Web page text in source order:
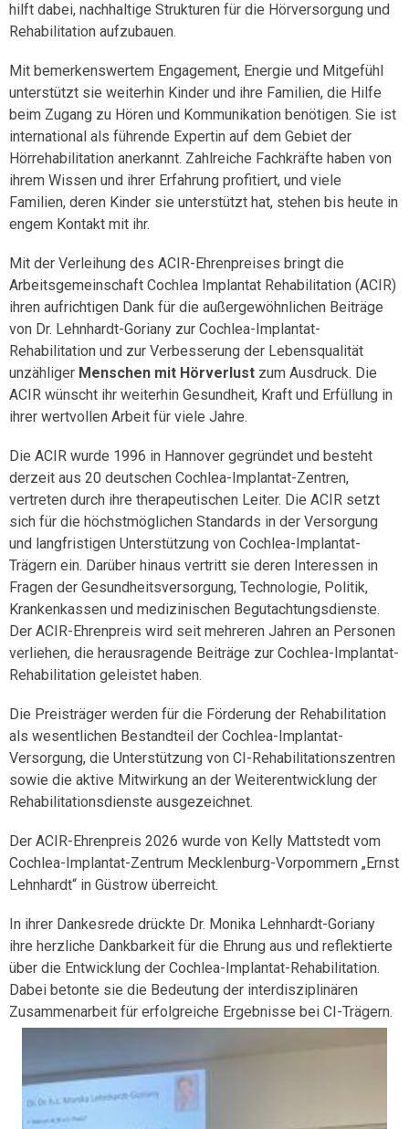
hilft dabei, nachhaltige Strukturen für die Hörversorgung und
Rehabilitation aufzubauen.
Mit bemerkenswertem Engagement, Energie und Mitgefühl
unterstützt sie weiterhin Kinder und ihre Familien, die Hilfe
beim Zugang zu Hören und Kommunikation benötigen. Sie ist
international als führende Expertin auf dem Gebiet der
Hörrehabilitation anerkannt. Zahlreiche Fachkräfte haben von
ihrem Wissen und ihrer Erfahrung profitiert, und viele
Familien, deren Kinder sie unterstützt hat, stehen bis heute in
engem Kontakt mit ihr.
Mit der Verleihung des ACIR-Ehrenpreises bringt die
Arbeitsgemeinschaft Cochlea Implantat Rehabilitation (ACIR)
ihren aufrichtigen Dank für die außergewöhnlichen Beiträge
von Dr. Lehnhardt-Goriany zur Cochlea-Implantat-
Rehabilitation und zur Verbesserung der Lebensqualität
unzähliger Menschen mit Hörverlust zum Ausdruck. Die
ACIR wünscht ihr weiterhin Gesundheit, Kraft und Erfüllung in
ihrer wertvollen Arbeit für viele Jahre.
Die ACIR wurde 1996 in Hannover gegründet und besteht
derzeit aus 20 deutschen Cochlea-Implantat-Zentren,
vertreten durch ihre therapeutischen Leiter. Die ACIR setzt
sich für die höchstmöglichen Standards in der Versorgung
und langfristigen Unterstützung von Cochlea-Implantat-
Trägern ein. Darüber hinaus vertritt sie deren Interessen in
Fragen der Gesundheitsversorgung, Technologie, Politik,
Krankenkassen und medizinischen Begutachtungsdienste.
Der ACIR-Ehrenpreis wird seit mehreren Jahren an Personen
verliehen, die herausragende Beiträge zur Cochlea-Implantat-
Rehabilitation geleistet haben.
Die Preisträger werden für die Förderung der Rehabilitation
als wesentlichen Bestandteil der Cochlea-Implantat-
Versorgung, die Unterstützung von CI-Rehabilitationszentren
sowie die aktive Mitwirkung an der Weiterentwicklung der
Rehabilitationsdienste ausgezeichnet.
Der ACIR-Ehrenpreis 2026 wurde von Kelly Mattstedt vom
Cochlea-Implantat-Zentrum Mecklenburg-Vorpommern „Ernst
Lehnhardt“ in Güstrow überreicht.
In ihrer Dankesrede drückte Dr. Monika Lehnhardt-Goriany
ihre herzliche Dankbarkeit für die Ehrung aus und reflektierte
über die Entwicklung der Cochlea-Implantat-Rehabilitation.
Dabei betonte sie die Bedeutung der interdisziplinären
Zusammenarbeit für erfolgreiche Ergebnisse bei CI-Trägern.